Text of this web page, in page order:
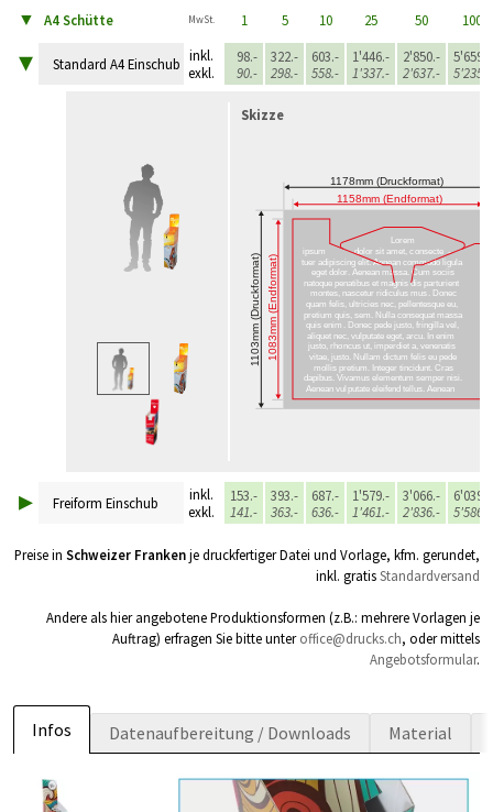
▼ A4 Schütte MwSt. 1 5 10 25 50 100
▾ Standard A4 Einschub inkl. 98.- 322.- 603.- 1'446.- 2'850.-
5'659.-
exkl.
90.- 298.- 558.- 1'337.- 2'637.- 5'235.-
Skizze
▸ Freiform Einschub inkl. 153.- 393.- 687.- 1'579.- 3'066.-
6'039.-
exkl.
141.- 363.- 636.- 1'461.- 2'836.- 5'586.-
Preise in Schweizer Frankenje druckfertiger Datei und Vorlage, kfm. gerundet,
inkl. gratisStandardversand
Andere als hier angebotene Produktionsformen (z.B.: mehrere Vorlagen je
Auftrag) erfragen Sie bitte unteroffice@drucks.ch, oder mittels
Angebotsformular.
Infos Datenaufbereitung / Downloads Material